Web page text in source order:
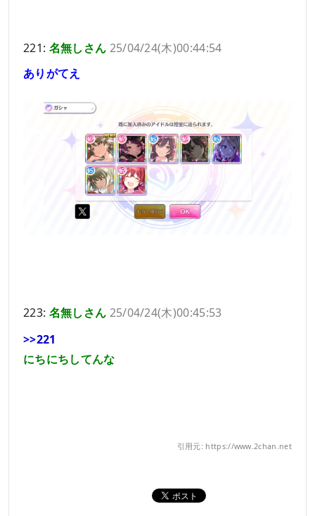
221: 名無しさん 25/04/24(木)00:44:54
ありがてえ
223: 名無しさん 25/04/24(木)00:45:53
>>221
にちにちしてんな
引用元: https://www.2chan.net